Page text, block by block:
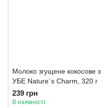
Молоко згущене кокосове з
УБЕ Nature`s Charm, 320 г
239 грн
В наявності